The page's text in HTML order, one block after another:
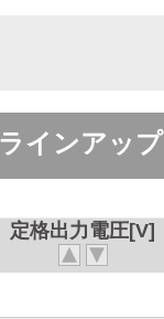
インアップ
定格出力電圧[V]